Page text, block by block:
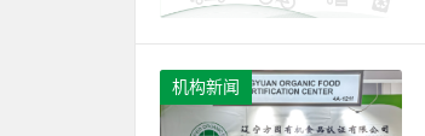
机构新闻